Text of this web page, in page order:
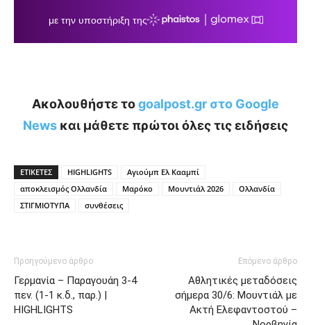
Ακολουθήστε τοgoalpost.gr στο Google
News και μάθετε πρώτοι όλες τις ειδήσεις
ΕΤΙΚΕΤΕΣ HIGHLIGHTS
Αγιούμπ Ελ Κααμπί
αποκλεισμός Ολλανδία
Μαρόκο Μουντιάλ 2026
Ολλανδία
ΣΤΙΓΜΙΟΤΥΠΑ
συνθέσεις
Προηγούμενο άρθρο
Γερμανία – Παραγουάη 3-4
πεν. (1-1 κ.δ., παρ.) |
HIGHLIGHTS
Επόμενο άρθρο
Αθλητικές μεταδόσεις
σήμερα 30/6: Μουντιάλ με
Ακτή Ελεφαντοστού –